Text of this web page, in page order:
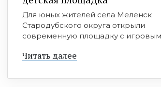
Для юных жителей села Меленск
Стародубского округа открыли
современную площадку с игровым
Читать далее